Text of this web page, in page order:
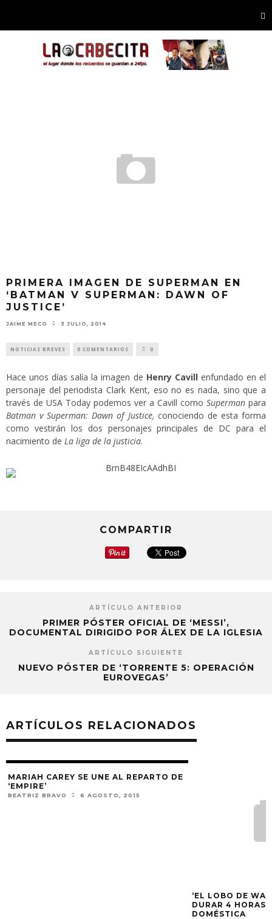
PRIMERA IMAGEN DE SUPERMAN EN
‘BATMAN V SUPERMAN: DAWN OF
JUSTICE’
JAIME MECO 3 JULIO, 2014
NOTICIAS BREVES 0 COMENTARIOS 0
Hace unos días salía la imagen de Henry Cavill enfundado en el
personaje del periodista Clark Kent, eso no es nada, sino que a
través de USA Today podemos ver a Cavill como Superman para
Batman v Superman: Dawn of Justice, conociendo de esta forma
como vestirán los dos personajes principales de DC para el
nacimiento de La liga de la justicia.
COMPARTIR
ARTÍCULO ANTERIOR
PRIMER PÓSTER OFICIAL DE ‘MESSI’,
DOCUMENTAL DIRIGIDO POR ÁLEX DE LA IGLESIA
ARTÍCULO SIGUIENTE
NUEVO PÓSTER DE ‘TORRENTE 5: OPERACIÓN
EUROVEGAS’
ARTÍCULOS RELACIONADOS
MARIAH CAREY SE UNE AL REPARTO DE
‘EMPIRE’
BEATRIZ BRAVO 6 AGOSTO, 2015
‘EL LOBO DE
DURAR 4 HORAS
DOMÉSTICA